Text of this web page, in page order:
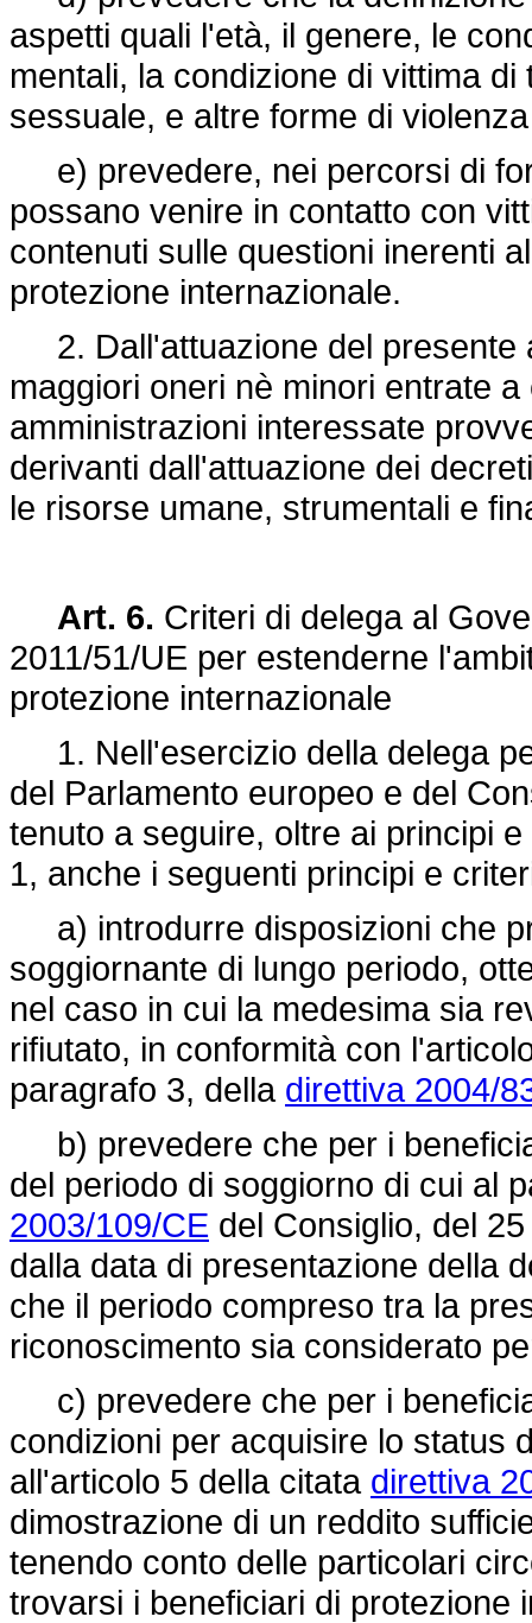
aspetti quali l'età, il genere, le
mentali, la condizione di vittima
sessuale, e altre forme di
e) prevedere, nei percorsi di
possano venire in contatto con
contenuti sulle questioni inerenti
protezione internazionale.
2. Dall'attuazione del presente
maggiori oneri nè minori entrate
amministrazioni interessate
derivanti dall'attuazione dei
le risorse umane, strumentali e
Art. 6. Criteri di delega al
2011/51/UE per estenderne
protezione internazionale
1. Nell'esercizio della delega
del Parlamento europeo e del
tenuto a seguire, oltre ai principi
1, anche i seguenti principi e
a) introdurre disposizioni che
soggiornante di lungo periodo,
nel caso in cui la medesima sia
rifiutato, in conformità con
paragrafo 3, della direttiva 2004/
b) prevedere che per i
del periodo di soggiorno di cui al
2003/109/CE del Consiglio, del
dalla data di presentazione della
che il periodo compreso tra la
riconoscimento sia considerato
c) prevedere che per i
condizioni per acquisire lo status
all'articolo 5 della citata direttiva
dimostrazione di un reddito
tenendo conto delle particolari
trovarsi i beneficiari di protezione